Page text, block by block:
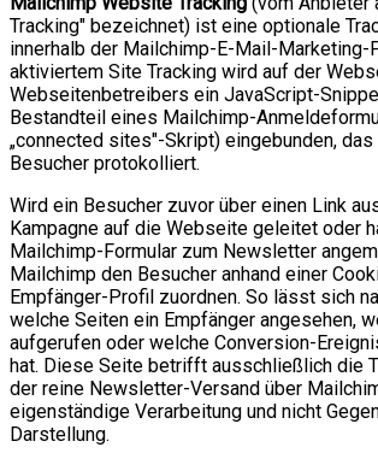
Tracking" bezeichnet) ist eine optionale
innerhalb der Mailchimp-E-Mail-Marketing-
aktiviertem Site Tracking wird auf der
Webseitenbetreibers ein JavaScript-
Bestandteil eines Mailchimp-
„connected sites"-Skript) eingebunden,
Besucher protokolliert.
Wird ein Besucher zuvor über einen Link
Kampagne auf die Webseite geleitet oder
Mailchimp-Formular zum Newsletter
Mailchimp den Besucher anhand einer
Empfänger-Profil zuordnen. So lässt sich
welche Seiten ein Empfänger angesehen,
aufgerufen oder welche Conversion-
hat. Diese Seite betrifft ausschließlich die
der reine Newsletter-Versand über
eigenständige Verarbeitung und nicht
Darstellung.